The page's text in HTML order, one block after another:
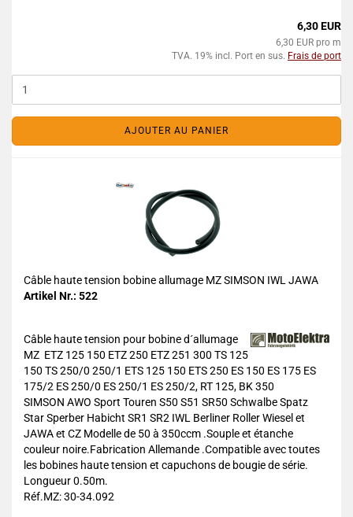
6,30 EUR
6,30 EUR pro m
TVA. 19% incl. Port en sus. Frais de port
AJOUTER AU PANIER
Câble haute tension bobine allumage MZ SIMSON IWL JAWA
Artikel Nr.: 522
Câble haute tension pour bobine d´allumage
MZ ETZ 125 150 ETZ 250 ETZ 251 300 TS 125
150 TS 250/0 250/1 ETS 125 150 ETS 250 ES 150 ES 175 ES
175/2 ES 250/0 ES 250/1 ES 250/2, RT 125, BK 350
SIMSON AWO Sport Touren S50 S51 SR50 Schwalbe Spatz
Star Sperber Habicht SR1 SR2 IWL Berliner Roller Wiesel et
JAWA et CZ Modelle de 50 à 350ccm .Souple et étanche
couleur noire.Fabrication Allemande .Compatible avec toutes
les bobines haute tension et capuchons de bougie de série.
Longueur 0.50m.
Réf.MZ: 30-34.092